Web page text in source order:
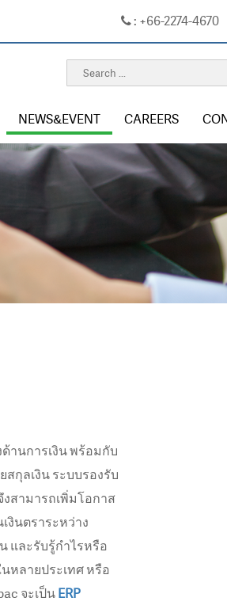
: +66-2274-4670
NEWS&EVENT CAREERS
านการเงิน พร้อมกับ
กุลเงิน ระบบรองรับ
สามารถเพิ่มโอกาส
งินตราระหว่าง
และรับรู้กำไรหรือ
หลายประเทศ หรือ
จะเป็นERP